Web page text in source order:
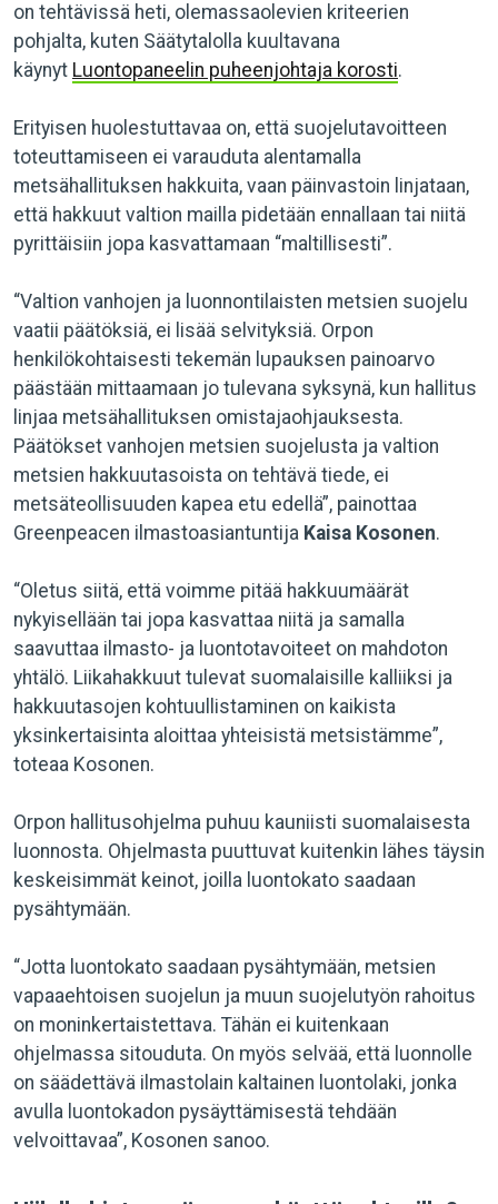
on tehtävissä heti, olemassaolevien kriteerien
pohjalta, kuten Säätytalolla kuultavana
käynyt Luontopaneelin puheenjohtaja korosti.
Erityisen huolestuttavaa on, että suojelutavoitteen
toteuttamiseen ei varauduta alentamalla
metsähallituksen hakkuita, vaan päinvastoin linjataan,
että hakkuut valtion mailla pidetään ennallaan tai niitä
pyrittäisiin jopa kasvattamaan “maltillisesti”.
“Valtion vanhojen ja luonnontilaisten metsien suojelu
vaatii päätöksiä, ei lisää selvityksiä. Orpon
henkilökohtaisesti tekemän lupauksen painoarvo
päästään mittaamaan jo tulevana syksynä, kun hallitus
linjaa metsähallituksen omistajaohjauksesta.
Päätökset vanhojen metsien suojelusta ja valtion
metsien hakkuutasoista on tehtävä tiede, ei
metsäteollisuuden kapea etu edellä”, painottaa
Greenpeacen ilmastoasiantuntija Kaisa Kosonen.
“Oletus siitä, että voimme pitää hakkuumäärät
nykyisellään tai jopa kasvattaa niitä ja samalla
saavuttaa ilmasto- ja luontotavoiteet on mahdoton
yhtälö. Liikahakkuut tulevat suomalaisille kalliiksi ja
hakkuutasojen kohtuullistaminen on kaikista
yksinkertaisinta aloittaa yhteisistä metsistämme”,
toteaa Kosonen.
Orpon hallitusohjelma puhuu kauniisti suomalaisesta
luonnosta. Ohjelmasta puuttuvat kuitenkin lähes täysin
keskeisimmät keinot, joilla luontokato saadaan
pysähtymään.
“Jotta luontokato saadaan pysähtymään, metsien
vapaaehtoisen suojelun ja muun suojelutyön rahoitus
on moninkertaistettava. Tähän ei kuitenkaan
ohjelmassa sitouduta. On myös selvää, että luonnolle
on säädettävä ilmastolain kaltainen luontolaki, jonka
avulla luontokadon pysäyttämisestä tehdään
velvoittavaa”, Kosonen sanoo.